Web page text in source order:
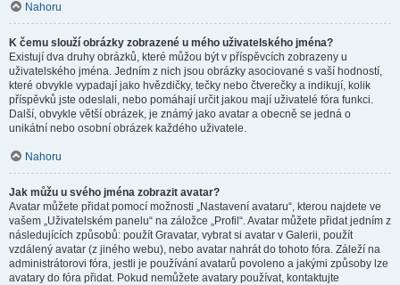
Nahoru
K čemu slouží obrázky zobrazené u mého uživatelského jména?
Existují dva druhy obrázků, které můžou být v příspěvcích zobrazeny u
uživatelského jména. Jedním z nich jsou obrázky asociované s vaší hodností,
které obvykle vypadají jako hvězdičky, tečky nebo čtverečky a indikují, kolik
příspěvků jste odeslali, nebo pomáhají určit jakou mají uživatelé fóra funkci.
Další, obvykle větší obrázek, je známý jako avatar a obecně se jedná o
unikátní nebo osobní obrázek každého uživatele.
Nahoru
Jak můžu u svého jména zobrazit avatar?
Avatar můžete přidat pomocí možnosti „Nastavení avataru“, kterou najdete ve
vašem „Uživatelském panelu“ na záložce „Profil“. Avatar můžete přidat jedním z
následujících způsobů: použít Gravatar, vybrat si avatar v Galerii, použít
vzdálený avatar (z jiného webu), nebo avatar nahrát do tohoto fóra. Záleží na
administrátorovi fóra, jestli je používání avatarů povoleno a jakými způsoby lze
avatary do fóra přidat. Pokud nemůžete avatary používat, kontaktujte